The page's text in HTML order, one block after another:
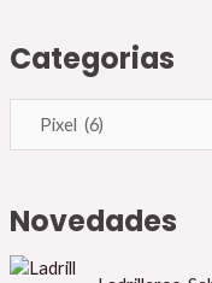
Categorias
Novedades